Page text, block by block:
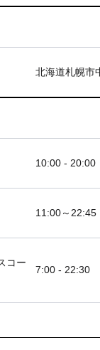
北海道札幌市
10:00 - 20:00
11:00～22:45
コー
7:00 - 22:30